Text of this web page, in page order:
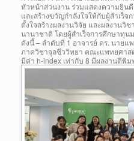
หัวหน้าส่วนงาน ร่วมแสดงความยินดี
และสร้างขวัญกำลังใจให้กับผู้สำเร็
ตั้งใจสร้างผลงานวิจัย และผลงานวิ
นานาชาติ โดยผู้สำเร็จการศึกษาทุ
ดังนี้ – ลำดับที่ 1 อาจารย์ ดร. นาย
ภาควิชาจุลชีววิทยา คณะแพทยศา
มีค่า h-index เท่ากับ 8 มีผลงานตีพิ